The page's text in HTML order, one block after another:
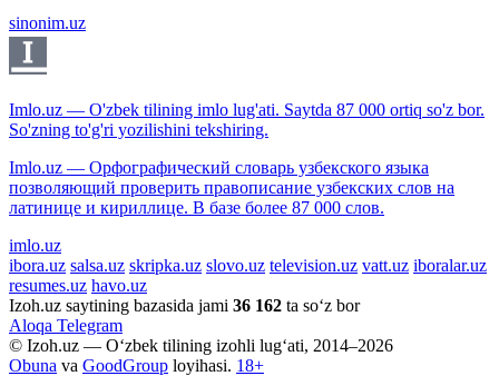
sinonim.uz
Imlo.uz — O'zbek tilining imlo lug'ati. Saytda 87 000 ortiq so'z bor.
So'zning to'g'ri yozilishini tekshiring.
Imlo.uz — Орфографический словарь узбекского языка
позволяющий проверить правописание узбекских слов на
латинице и кириллице. В базе более 87 000 слов.
imlo.uz
ibora.uz salsa.uz skripka.uz slovo.uz television.uz vatt.uz iboralar.uz
resumes.uz havo.uz
Izoh.uz saytining bazasida jami 36 162 ta so‘z bor
Aloqa Telegram
© Izoh.uz — O‘zbek tilining izohli lug‘ati, 2014–2026
Obuna va GoodGroup loyihasi. 18+